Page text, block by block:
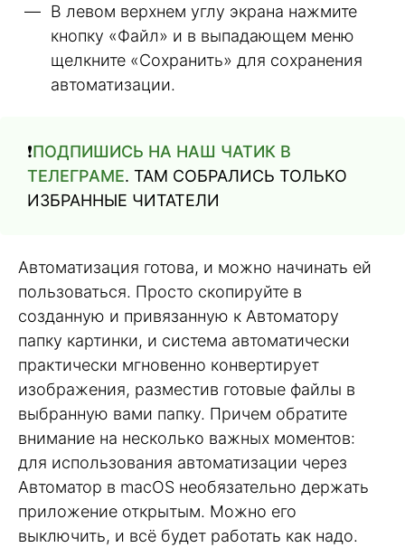
В левом верхнем углу экрана нажмите
кнопку «Файл» и в выпадающем меню
щелкните «Сохранить» для сохранения
автоматизации.
❗️ПОДПИШИСЬ НА НАШ ЧАТИК В
ТЕЛЕГРАМЕ. ТАМ СОБРАЛИСЬ ТОЛЬКО
ИЗБРАННЫЕ ЧИТАТЕЛИ
Автоматизация готова, и можно начинать ей
пользоваться. Просто скопируйте в
созданную и привязанную к Автоматору
папку картинки, и система автоматически
практически мгновенно конвертирует
изображения, разместив готовые файлы в
выбранную вами папку. Причем обратите
внимание на несколько важных моментов:
для использования автоматизации через
Автоматор в macOS необязательно держать
приложение открытым. Можно его
выключить, и всё будет работать как надо.